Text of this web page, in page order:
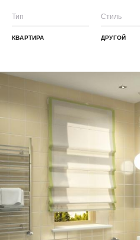
Тип
КВАРТИРА
Стиль
ДРУГОЙ